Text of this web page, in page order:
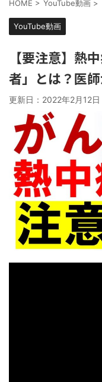
HOME > YouTube動画 >
YouTube動画
【要注意】熱
者」とは？医
更新日： 2022年2月12日